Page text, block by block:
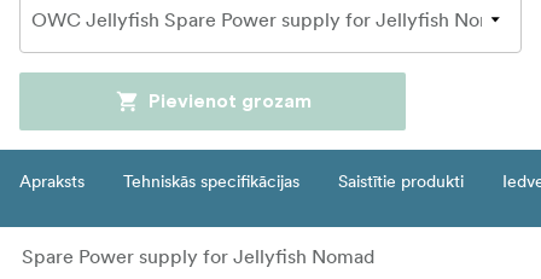
Pievienot grozam
Apraksts Tehniskās specifikācijas Saistītie produkti
Spare Power supply for Jellyfish Nomad